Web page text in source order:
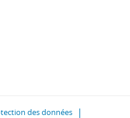
des données